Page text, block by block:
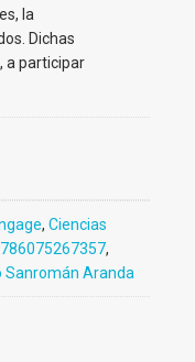
la
Dichas
a participar
, Ciencias
,
Sanromán Aranda